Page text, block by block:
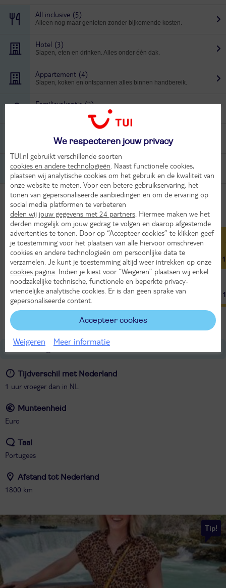
All inclusive (5)
Alleen nog maar genieten zonder bijkomende kosten.
Hotel (3)
Slapen, eten en drinken. Alles onder één dak.
Appartement (4)
Slapen, koken en ontspannen alles binnen handbereik.
Familievakantie (2)
Heerlijke ontspannen vakanties voor het hele gezin.
De makkelijkste manier om de zon op te zoeken.
Aanbiedingen (7)
Alle accommodaties met extra korting.
Het weer in Portimão
Jan
16°
7
Feb
16°
10°
8
Mrt
17°
11°
9
Apr
19°
13°
10
Mei
22°
15°
12
Jun
24°
Bron: Weeronline
Over Portugal
Tijdverschil met Nederland
1 uur vroeger dan in NL
Munteenheid
Euro
Taal
Portugees
Afstand tot Nederland
1800 km
Tip!
We respecteren jouw privacy
TUI.nl gebruikt verschillende soorten
cookies en andere technologieën . Naast functionele cookies,
plaatsen wij analytische cookies om het gebruik en de kwaliteit van
onze website te meten. Voor een betere gebruikservaring, het
tonen van gepersonaliseerde aanbiedingen en om de ervaring op
social media platformen te verbeteren
delen wij jouw gegevens met 24 partners . Hiermee maken we het
derden mogelijk om jouw gedrag te volgen en daarop afgestemde
advertenties te tonen. Door op “Accepteer cookies” te klikken geef
je toestemming voor het plaatsen van alle hiervoor omschreven
cookies en andere technologieën om persoonlijke data te
verzamelen. Je kunt je toestemming altijd weer intrekken op onze
cookies pagina . Indien je kiest voor “Weigeren” plaatsen wij enkel
noodzakelijke technische, functionele en beperkte privacy-
vriendelijke analytische cookies. Er is dan geen sprake van
gepersonaliseerde content.
Accepteer cookies
Weigeren Meer informatie